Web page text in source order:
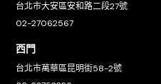
台北市大安區安和路二段27號
02-27062567
西門
台北市萬華區昆明街58-2號